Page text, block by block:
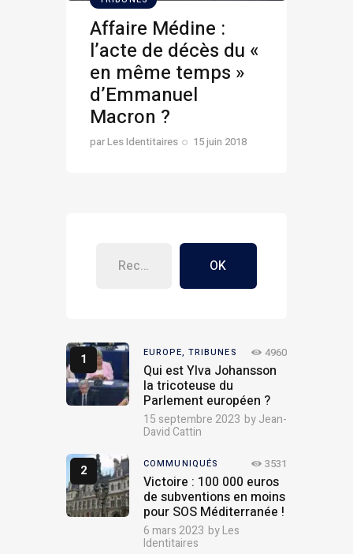
Affaire Médine :
l’acte de décès du «
en même temps »
d’Emmanuel
Macron ?
parLes Identitaires 15 juin 2018
OK
EUROPE, TRIBUNES 4960
Qui est Ylva Johansson
la tricoteuse du
Parlement européen ?
15 septembre 2023 byJean-
David Cattin
COMMUNIQUÉS 3531
Victoire : 100 000 euros
de subventions en moins
pour SOS Méditerranée !
6 mars 2023 byLes
Identitaires